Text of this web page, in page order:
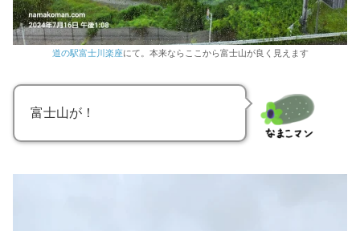
道の駅富士川楽座にて。本来ならここから富士山が良く見えます
富士山が！